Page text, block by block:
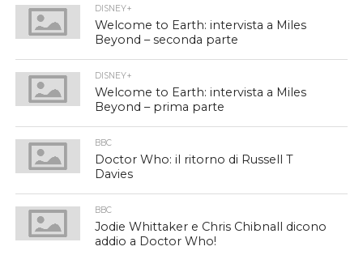
DISNEY+
Welcome to Earth: intervista a Miles
Beyond – seconda parte
DISNEY+
Welcome to Earth: intervista a Miles
Beyond – prima parte
BBC
Doctor Who: il ritorno di Russell T
Davies
BBC
Jodie Whittaker e Chris Chibnall dicono
addio a Doctor Who!